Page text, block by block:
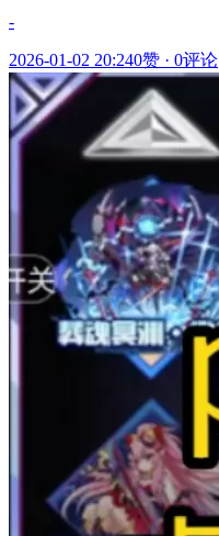
-
2026-01-02 20:240赞 · 0评论